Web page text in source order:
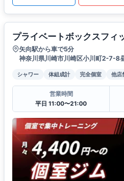
プライベートボックスフィ
矢向駅から車で5分
神奈川県川崎市川崎区小川町2-7-8
シャワー 体組成計 完全個室 他店
営業時間
平日 11:00〜21:00